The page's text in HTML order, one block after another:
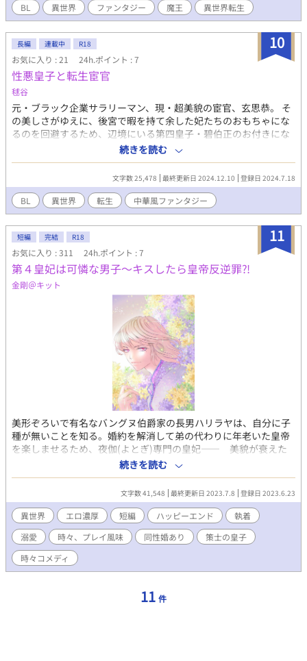
BL 異世界 ファンタジー 魔王 異世界転生
10
長編 連載中 R18
お気に入り : 21 24h.ポイント : 7
性悪皇子と転生宦官
毬谷
元・ブラック企業サラリーマン、現・超美貌の宦官、玄思恭。 そ
の美しさがゆえに、後宮で暇を持て余した妃たちのおもちゃにな
るのを回避するため、辺境にいる第四皇子・碧伯正のお付きにな
ることを目指す。 ◆ 深夜。一日働いたくたくたの体で帰ってくる
とやっていたアニメ。 何の力も持たない少女がその明るく心優し
い性格だけで国を救い最後には皇妃になる話。 なんとなく毎週見
ていたアニメをその日も見ながら寝落ちした俺は、目が覚めると
その世界へ転生していた。 しかも、主人公の少女が死んだ二十五
年後の世界に。 その世界では、土、金、水、火、緑、人々はどれ
かの能力を持ち、それを戦や生活に役立てていた。 俺は超美貌の
宦官、玄 思恭に転生していた。しかも、あまりに美しすぎるせ
いか去勢されずに後宮入りを果たしていた。 とりあえず水属性ら
しいので能力を磨くことにするが…？ 「へ？お前、西方にいらっ
しゃる第四皇子のお付きになるって採用試験申し込んでただ
ろ？」 「…………そうなの？」 さっそく都を離れて遠く離れた地
へ向かうこととなり…！？ 果たして愚鈍と噂の第四王子はどんな
人物なのか。 「ようこそ。よろしくね？」 「あれ、お前、生きて
たんだ？」 実は超腹黒……！？ ※皇子×宦官 ※R-18要素は少し
続きを読む
文字数 25,478 最終更新日 2024.12.10 登録日 2024.7.18
BL 異世界 転生 中華風ファンタジー
11
短編 完結 R18
お気に入り : 311 24h.ポイント : 7
第４皇妃は可憐な男子～キスしたら皇帝反逆罪⁈
金剛＠キット
美形ぞろいで有名なバングヌ伯爵家の長男ハリラヤは、自分に子
種が無いことを知る。婚約を解消して弟の代わりに年老いた皇帝
を楽しませるため、夜伽(よとぎ)専門の皇妃―― 美貌が衰えた
ら引退する“使いすての皇妃”となる。 性機能が衰えた老皇帝の代
理のクバラ皇子に、ハリラヤは老皇帝の前で淫らに抱かれる。 暗
い後宮生活を覚悟していたハリラヤは、学園生時代から憧れてい
たクバラ皇子に夜伽の後…「ラーヤ、愛しているよ」と告白され
―― 😘濃厚エロが多めなので、エロが苦手な方には、おすすめ出
来ないお話です。ご注意を！
続きを読む
文字数 41,548 最終更新日 2023.7.8 登録日 2023.6.23
異世界 エロ濃厚 短編 ハッピーエンド
執着
溺愛
時々、プレイ風味 同性婚あり
策士の皇子
時々コメディ
11 件